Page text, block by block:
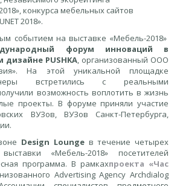
конкурса мебельных сайтов
2018».
на выставке «Мебель-2018»
форум инноваций в
дизайне PUSHKA, организованный ООО
На этой уникальной площадке
встретились с реальными
возможность воплотить в жизнь
проекты. В форуме приняли участие
ВУЗов, ВУЗов Санкт-Петербурга,
Design Lounge в течение четырех
«Мебель-2018» посетителей
программа. В рамкахпроекта «Час
Advertising Agency Archdialog